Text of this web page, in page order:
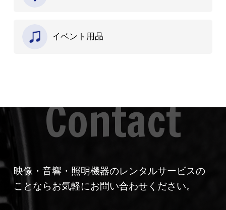
イベント用品
映像・音響・照明機器のレンタルサービスの
ことならお気軽にお問い合わせください。